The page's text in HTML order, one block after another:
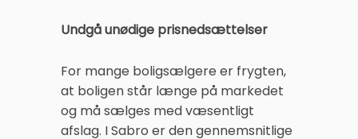
Undgå unødige prisnedsættelser
For mange boligsælgere er frygten,
at boligen står længe på markedet
og må sælges med væsentligt
afslag. I Sabro er den gennemsnitlige